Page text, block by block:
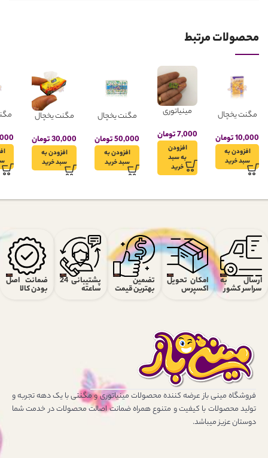
محصولات مرتبط
مگنت یخچال
لباسشویی
مدل سافتلن
طلایی
10,000تومان
افزودن به
سبد خرید
مینیاتوری
مدل گلنار
7,000تومان
افزودن
به سبد
خرید
مگنت یخچال
جعبه صابون
مدل گلنار
50,000تومان
افزودن به
سبد خرید
مگنت یخچال
کیسه فریز
مدل آیری
پلاست
30,000تومان
افزودن به
سبد خرید
ارسال به
سراسر کشور
امکان تحویل
اکسپرس
تضمین
بهترین قیمت
پشتیبانی 24
ساعته
ضمانت اصل
بودن کالا
فروشگاه مینی باز عرضه کننده محصولات مینیاتوری و مگنتی با یک دهه تجربه و
تولید محصولات با کیفیت و متنوع همراه ضمانت اصالت محصولات در خدمت شما
دوستان عزیز میباشد.